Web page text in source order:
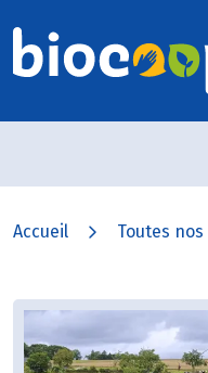
Accueil Toutes